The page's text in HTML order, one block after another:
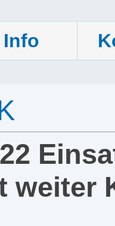
Info
weiter